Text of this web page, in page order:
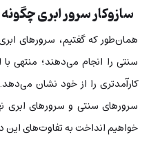
سازوکار سرور ابری
همان‌طور که گفتیم، سرورهای
سنتی را انجام می‌دهند؛ منتهی
کارآمدتری را از خود نشان
سرورهای سنتی و سرورهای ابری
خواهیم انداخت به تفاوت‌های این